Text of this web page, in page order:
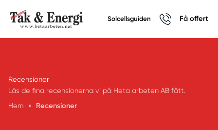
Solcellsguiden Få offert
Recensioner
Läs de fina recensionerna vi på Heta arbeten AB fått.
Hem
» Recensioner